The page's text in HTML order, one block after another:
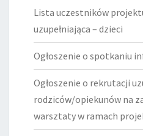
Lista uczestników
uzupełniająca – dzieci
Ogłoszenie o spotkaniu
Ogłoszenie o rekrutacji
rodziców/opiekunów na
warsztaty w ramach